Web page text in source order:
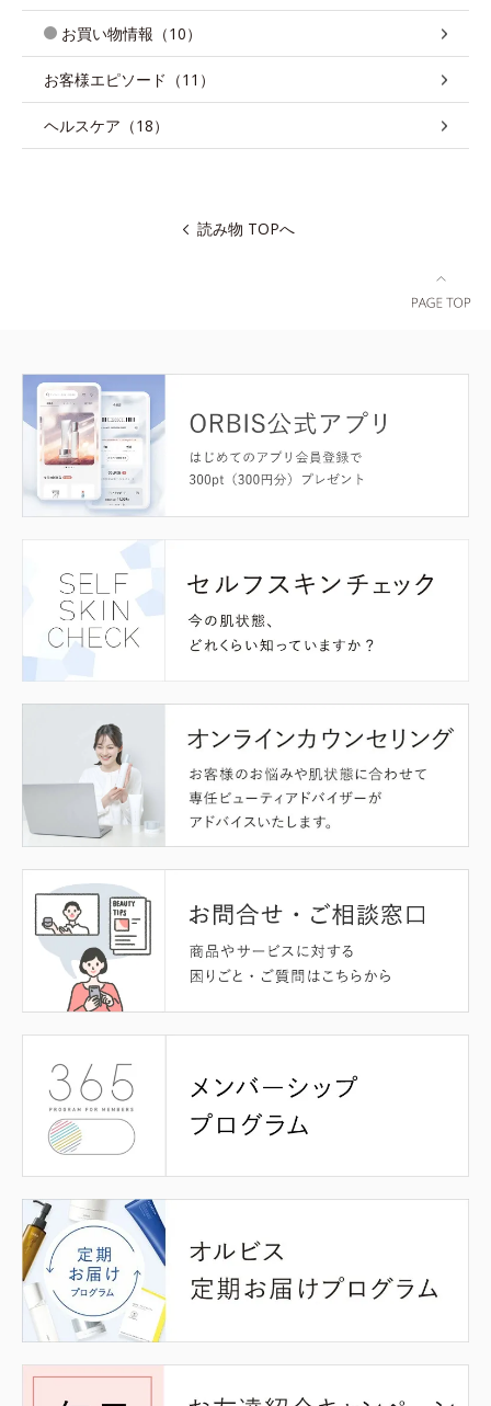
お買い物情報（10）
お客様エピソード（11）
ヘルスケア（18）
読み物 TOPへ